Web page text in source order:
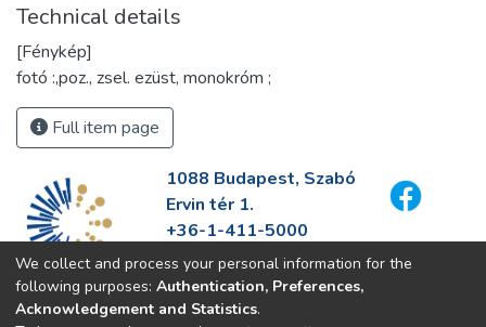
Technical details
[Fénykép]
fotó :,poz., zsel. ezüst, monokróm ;
Full item page
1088 Budapest, Szabó
Ervin tér 1.
+36-1-411-5000
info@fszek.hu
https://fszek.hu
We collect and process your personal information for the
following purposes: Authentication, Preferences,
Acknowledgement and Statistics.